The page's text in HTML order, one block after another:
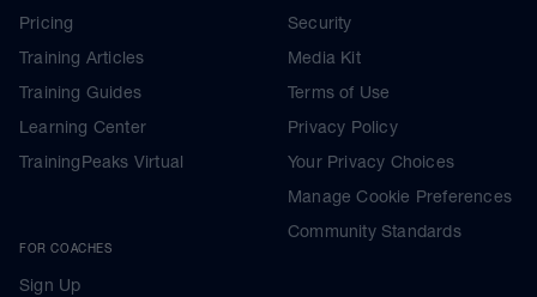
Pricing
Training Articles
Training Guides
Learning Center
TrainingPeaks Virtual
FOR COACHES
Sign Up
Security
Media Kit
Terms of Use
Privacy Policy
Your Privacy Choices
Manage Cookie Preferences
Community Standards